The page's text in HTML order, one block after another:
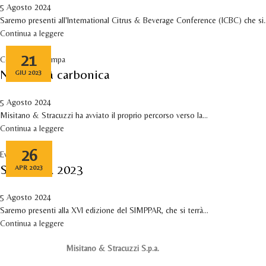
5 Agosto 2024
Saremo presenti all'International Citrus & Beverage Conference (ICBC) che
Continua a leggere
21
GIU 2023
Comunicati stampa
Neutralità carbonica
5 Agosto 2024
Misitano & Stracuzzi ha avviato il proprio percorso verso la...
Continua a leggere
26
APR 2023
Eventi
SIMPPAR 2023
5 Agosto 2024
Saremo presenti alla XVI edizione del SIMPPAR, che si terrà...
Continua a leggere
Misitano & Stracuzzi S.p.a.